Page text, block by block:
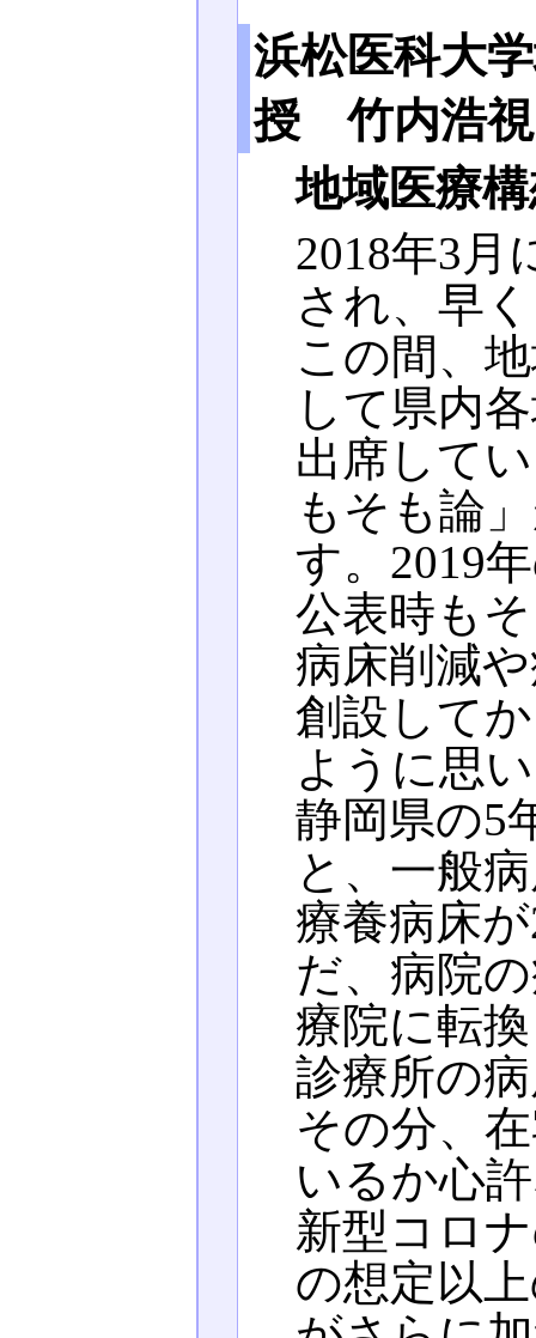
浜松医科大
授 竹内浩視
地域医療
2018年3月
され、早
この間、
して県内
出席して
もそも論
す。2019
公表時も
病床削減
創設して
ように思
静岡県の5
と、一般
療養病床
だ、病院
療院に転
診療所の
その分、
いるか心
新型コロ
の想定以